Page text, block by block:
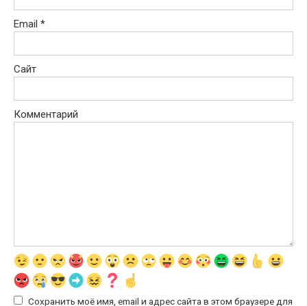
Email *
Сайт
Комментарий
Сохранить моё имя, email и адрес сайта в этом браузере для